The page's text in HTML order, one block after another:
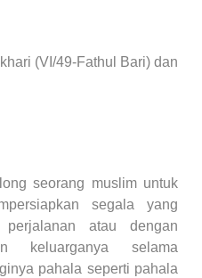
(VI/49-Fathul Bari) dan
seorang muslim untuk
segala yang
perjalanan atau dengan
keluarganya selama
pahala seperti pahala